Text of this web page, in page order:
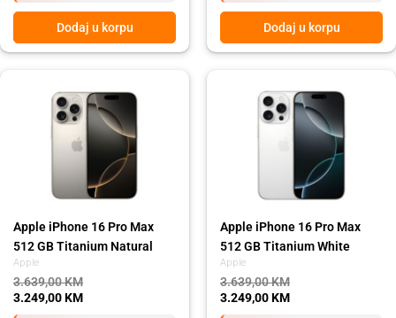
Dodaj u korpu Dodaj u korpu
Apple
Apple iPhone 16 Pro Max
512 GB Titanium Natural
3.639,00KM
3.639,00 KM.
3.249,00KM
3.249,00 KM.
Apple
Apple iPhone 16 Pro Max
512 GB Titanium White
3.639,00KM
3.639,00 KM.
3.249,00KM
3.249,00 KM.